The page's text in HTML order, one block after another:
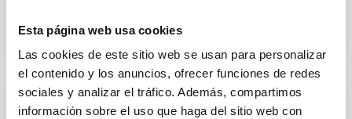
Esta página web usa cookies
Las cookies de este sitio web se usan para personalizar
el contenido y los anuncios, ofrecer funciones de redes
sociales y analizar el tráfico. Además, compartimos
información sobre el uso que haga del sitio web con
AGREEMENT